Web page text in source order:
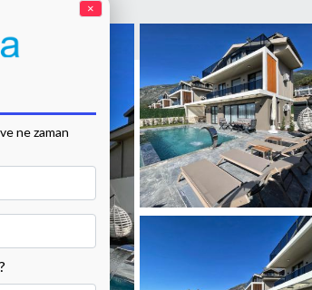
×
ne zaman